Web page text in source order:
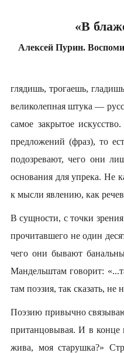
«В
Алексей Пурин.
глядишь, трогаешь,
великолепная штука —
самое закрытое
предложений (фраз), то
подозревают, чего они
основания для упрека. Не
к мысли явлению, как
В сущности, с точки
прочитавшего не один
чего они бывают
Мандельштам говорит:
там поэзия, так сказать, не
Поэзию привычно
пританцовывая. И в конце
жива, моя старушка?»